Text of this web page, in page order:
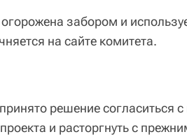
забором и
на сайте комитета.
решение согласиться
и расторгнуть с